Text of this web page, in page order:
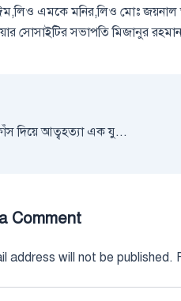
এমকে মনির,লিও মোঃ
সোসাইটির সভাপতি মিজানুর
সীতাকুণ্ডে গলায় ফাঁস দিয়ে আত্বহত্যা এক যুবকের
Comment
address will not be published.